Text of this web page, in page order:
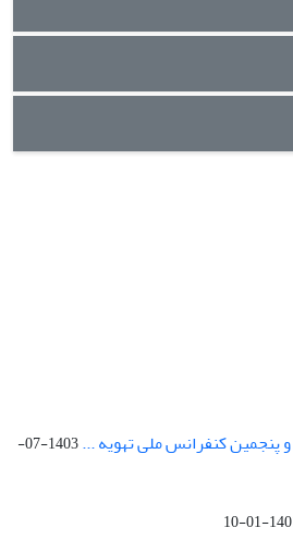
پنجمین کنفرانس ملی تهویه ...
1403-07-
1401-